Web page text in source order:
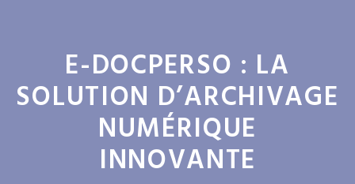
E-DOCPERSO : LA
SOLUTION D’ARCHIVAGE
NUMÉRIQUE
INNOVANTE